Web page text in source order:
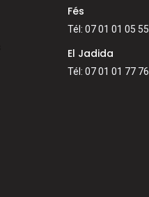
Fés
Tél: 07 01 01 05 55
El Jadida
Tél: 07 01 01 77 76